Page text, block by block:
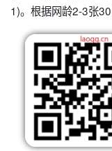
1)。根据网龄2-3张